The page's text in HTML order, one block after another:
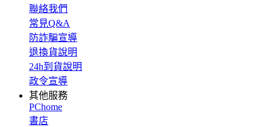
聯絡我們
常見Q&A
防詐騙宣導
退換貨說明
24h到貨說明
政令宣導
其他服務
PChome
書店